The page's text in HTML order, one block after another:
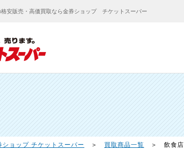
安販売・高価買取なら金券ショップ チケットスーパー
ショップ チケットスーパー ＞ 買取商品一覧 ＞ 飲食店